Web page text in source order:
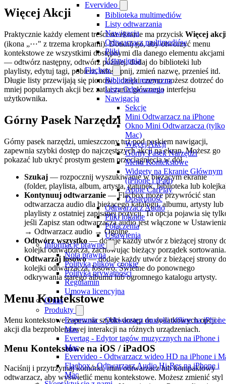
Evervideo
Biblioteka multimediów
Listy odtwarzania
Nawigacja
Odtwarzacz multimediów
Pliki
Ustawienia
Flacbox
Biblioteka muzyczna
Listy Odtwarzania
Nawigacja
Sekcje
Mini Odtwarzacz na iPhone
Okno Mini Odtwarzacza (tylko
Mac)
Więcej Akcji
Górny Pasek Narzędzi
Menu Kontekstowe
Widgety na Ekranie Głównym
(iPhone i iPad)
Apple CarPlay
Dostępność
Odtwarzacz Audio
Pliki lokalne
Połączenia
Ustawienia
Informacje prawne
Nota prawna
Polityka plików cookie
Polityka prywatności
Regulamin
Umowa licencyjna
O nas
Produkty
Evermusic - Odtwarzacz muzyki offline na
Mac
Evertag - Edytor tagów muzycznych na iPhone i
Mac
Evervideo - Odtwarzacz wideo HD na iPhone i
Flacbox - Odtwarzacz Audio Hi-Res na iPhone i
Mac
Więcej Akcji
Praktycznie każdy element treści na ekranie ma przycisk Więcej
(ikona „⋯" z trzema kropkami). Dotknij go, aby otworzyć menu
kontekstowe ze wszystkimi dostępnymi dla danego elementu akcjami
— odtwórz następny, odtwórz później, dodaj do biblioteki lub
playlisty, edytuj tagi, pobierz, udostępnij, zmień nazwę, przenieś itd.
Długie listy przewijają się pionowo, dzięki czemu możesz dotrzeć do
mniej popularnych akcji bez zatłaczania głównego interfejsu
użytkownika.
Górny Pasek Narzędzi
Górny pasek narzędzi, umieszczony tuż pod paskiem nawigacji,
zapewnia szybki dostęp do najczęstszych akcji na ekran. Możesz go
pokazać lub ukryć prostym gestem przeciągnięcia w dół.
Szukaj — rozpocznij wyszukiwanie w bieżącym ekranie
(folder, playlista, album, artysta, gatunek, biblioteka lub
Kontynuuj odtwarzanie — Flacbox może przywrócić stan
odtwarzacza audio dla bieżącego katalogu, albumu, artysty lub
playlisty z ostatniej zapisanej pozycji. Ta opcja pojawia się
jeśli Zapisz stan odtwarzacza audio jest włączone w
→ Odtwarzacz audio → Ogólne.
Odtwórz wszystko — dodaje każdy utwór z bieżącej strony
kolejki odtwarzacza, zachowując bieżący porządek sortowania.
Odtwarzaj losowo— dodaje każdy utwór z bieżącej strony do
kolejki odtwarzacza, losowo. Świetne do ponownego
odkrywania starego albumu lub ogromnego katalogu artysty.
Menu Kontekstowe
Menu kontekstowe zapewnia szybki dostęp do dodatkowych opcji i
akcji dla bezproblemowej interakcji na różnych urządzeniach.
Menu Kontekstowe na iOS / iPadOS
Naciśnij i przytrzymaj komórki, mini odtwarzacz lub kompaktowy
odtwarzacz, aby wyświetlić menu kontekstowe. Możesz zmienić styl